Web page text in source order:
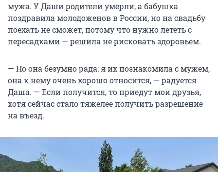
мужа. У Даши родители умерли, а бабушка
поздравила молодоженов в России, но на свадьбу
поехать не сможет, потому что нужно лететь с
пересадками — решила не рисковать здоровьем.
— Но она безумно рада: я их познакомила с мужем,
она к нему очень хорошо относится, — радуется
Даша. — Если получится, то приедут мои друзья,
хотя сейчас стало тяжелее получить разрешение
на въезд.